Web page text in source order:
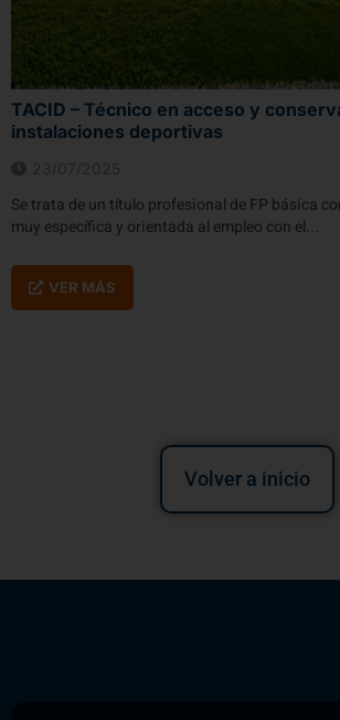
TACID – Técnico en acceso y
instalaciones deportivas
Se trata de un título profesional de FP básica
muy específica y orientada al empleo con el...
VER MÁS
Volver a inicio